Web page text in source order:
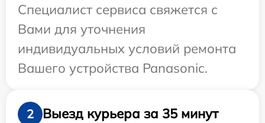
Специалист сервиса свяжется с
Вами для уточнения
индивидуальных условий ремонта
Вашего устройства Panasonic.
2
Выезд курьера за 35 минут